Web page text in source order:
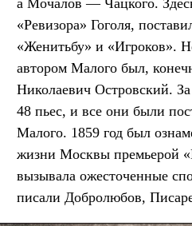
«Ревизора» Гоголя,
«Женитьбу» и «Игроков».
автором Малого был,
Николаевич Островский.
48 пьес, и все они были
Малого. 1859 год был
жизни Москвы премьерой
вызывала ожесточенные
писали Добролюбов,